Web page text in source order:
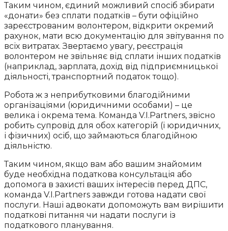
Таким чином, єдиний можливий спосіб збирати
«донати» без сплати податків – бути офіційно
зареєстрованим волонтером, відкрити окремий
рахунок, мати всю документацію для звітування по
всіх витратах. Звертаємо увагу, реєстрація
волонтером не звільняє від сплати інших податків
(наприклад, зарплата, дохід від підприємницької
діяльності, транспортний податок тощо).
Робота ж з неприбутковими благодійними
організаціями (юридичними особами) – це
велика і окрема тема. Команда V.I.Partners, звісно
робить супровід для обох категорій (і юридичних,
і фізичних) осіб, що займаються благодійною
діяльністю.
Таким чином, якщо вам або вашим знайомим
буде необхідна податкова консультація або
допомога в захисті ваших інтересів перед ДПС,
команда V.I.Partners завжди готова надати свої
послуги. Наші адвокати допоможуть вам вирішити
податкові питання чи надати послуги із
податкового планування.